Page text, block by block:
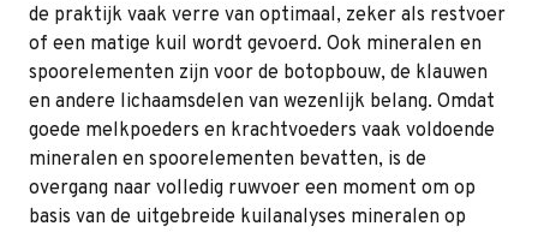
de praktijk vaak verre van optimaal, zeker als restvoer
of een matige kuil wordt gevoerd. Ook mineralen en
spoorelementen zijn voor de botopbouw, de klauwen
en andere lichaamsdelen van wezenlijk belang. Omdat
goede melkpoeders en krachtvoeders vaak voldoende
mineralen en spoorelementen bevatten, is de
overgang naar volledig ruwvoer een moment om op
basis van de uitgebreide kuilanalyses mineralen op